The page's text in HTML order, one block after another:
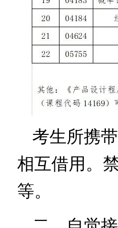
考生所携
相互借用。
等。